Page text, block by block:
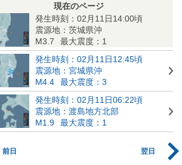
現在のページ
発生時刻：02月11日14:00頃
震源地：茨城県沖
M3.7
最大震度：1
発生時刻：02月11日12:45頃
震源地：宮城県沖
M4.4
最大震度：3
発生時刻：02月11日06:22頃
震源地：渡島地方北部
M1.9
最大震度：1
前日 翌日